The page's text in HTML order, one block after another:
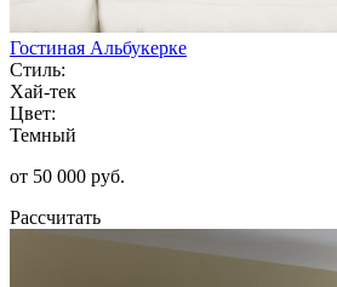
Гостиная Альбукерке
Стиль:
Хай-тек
Цвет:
Темный
от 50 000 руб.
Рассчитать